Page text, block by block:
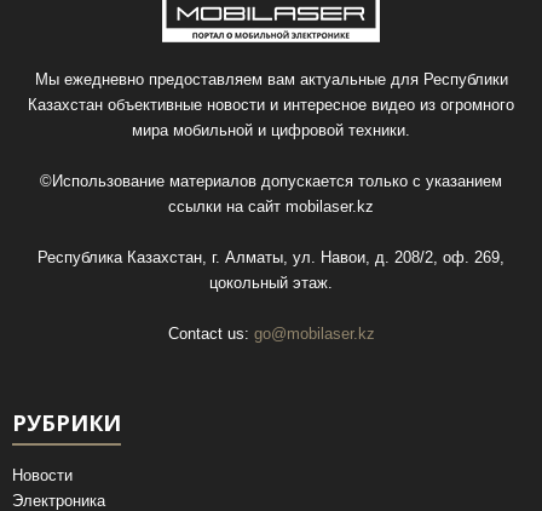
Мы ежедневно предоставляем вам актуальные для Республики
Казахстан объективные новости и интересное видео из огромного
мира мобильной и цифровой техники.
©Использование материалов допускается только с указанием
ссылки на сайт mobilaser.kz
Республика Казахстан, г. Алматы, ул. Навои, д. 208/2, оф. 269,
цокольный этаж.
Contact us: go@mobilaser.kz
РУБРИКИ
Новости
Электроника